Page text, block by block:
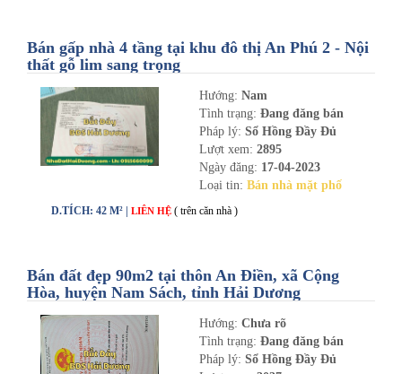
Bán gấp nhà 4 tầng tại khu đô thị An Phú 2 - Nội
thất gỗ lim sang trọng
Hướng: Nam
Tình trạng: Đang đăng bán
Pháp lý: Sổ Hồng Đầy Đủ
Lượt xem: 2895
Ngày đăng: 17-04-2023
Loại tin: Bán nhà mặt phố
D.TÍCH: 42 M² | LIÊN HỆ ( trên căn nhà )
Bán đất đẹp 90m2 tại thôn An Điền, xã Cộng
Hòa, huyện Nam Sách, tỉnh Hải Dương
Hướng: Chưa rõ
Tình trạng: Đang đăng bán
Pháp lý: Sổ Hồng Đầy Đủ